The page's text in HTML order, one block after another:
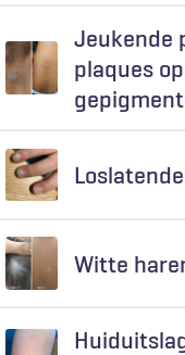
Jeukende
plaques
Witte